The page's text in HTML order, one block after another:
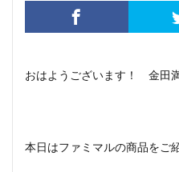
おはようございます！ 金田満
本日はファミマルの商品をご